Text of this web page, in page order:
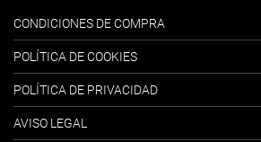
CONDICIONES DE COMPRA
POLÍTICA DE COOKIES
POLÍTICA DE PRIVACIDAD
AVISO LEGAL